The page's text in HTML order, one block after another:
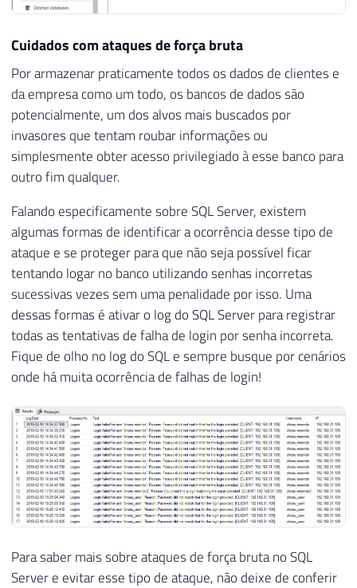
Cuidados com ataques de força bruta
Por armazenar praticamente todos os dados de clientes e
da empresa como um todo, os bancos de dados são
potencialmente, um dos alvos mais buscados por
invasores que tentam roubar informações ou
simplesmente obter acesso privilegiado à esse banco para
outro fim qualquer.
Falando especificamente sobre SQL Server, existem
algumas formas de identificar a ocorrência desse tipo de
ataque e se proteger para que não seja possível ficar
tentando logar no banco utilizando senhas incorretas
sucessivas vezes sem uma penalidade por isso. Uma
dessas formas é ativar o log do SQL Server para registrar
todas as tentativas de falha de login por senha incorreta.
Fique de olho no log do SQL e sempre busque por cenários
onde há muita ocorrência de falhas de login!
Para saber mais sobre ataques de força bruta no SQL
Server e evitar esse tipo de ataque, não deixe de conferir